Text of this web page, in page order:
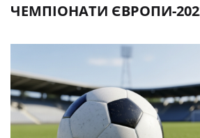
ЧЕМПІОНАТИ ЄВРОПИ-